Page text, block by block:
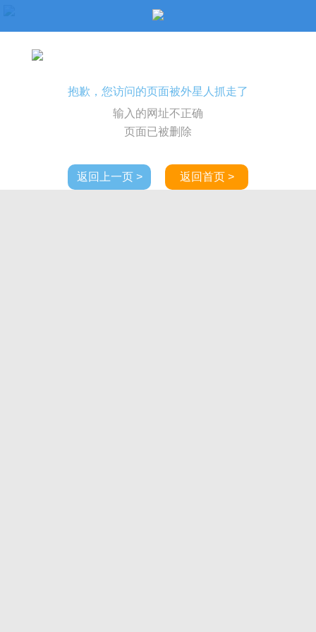
抱歉，您访问的页面被外星人抓走了
输入的网址不正确
页面已被删除
返回上一页 > 返回首页 >